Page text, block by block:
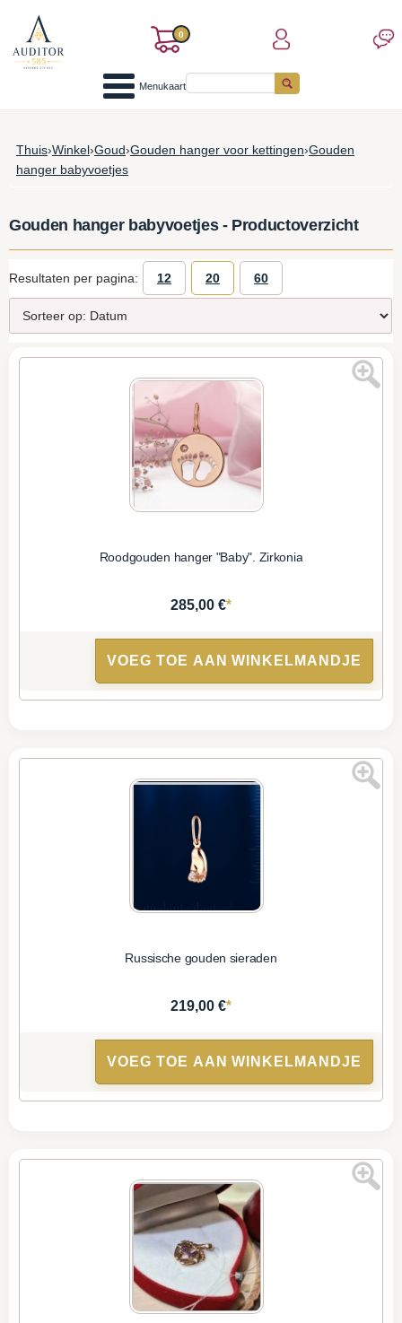
0
Menukaart
Thuis›Winkel›Goud›Gouden hanger voor kettingen›Gouden
hanger babyvoetjes
Gouden hanger babyvoetjes - Productoverzicht
Resultaten per pagina: 12 20 60
Roodgouden hanger "Baby". Zirkonia
285,00 €*
VOEG TOE AAN WINKELMANDJE
Russische gouden sieraden
219,00 €*
VOEG TOE AAN WINKELMANDJE